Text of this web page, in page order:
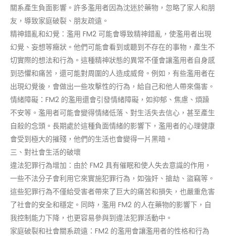
關系產生負面影響。許多濫用者因為沈迷於藥物，忽略了家人和朋
友，導致家庭破裂、朋友疏遠。
精神錯亂和幻覺：濫用 FM2 可能會導致精神錯亂，使濫用者出現
幻覺、妄想等癥狀。他們可能會看到或聽到不存在的事物，產生不
切實際的想法和行為。這種精神狀態的異常不僅會讓濫用者自身感
到恐懼和痛苦，還可能對周圍的人造成威脅。例如，有些濫用者在
出現幻覺後，會做出一些攻擊性的行為，給自己和他人帶來傷害。
情緒障礙：FM2 的濫用還會引發情緒障礙，如抑郁、焦慮、煩躁
不安等。濫用者可能會變得情緒低落、對生活失去信心，甚至產生
自殺的念頭。長期處於這種負面情緒的影響下，濫用者的心理健康
會受到極大的摧殘，他們的生活也會變得一片黑暗。
三、對社會生活的破壞
違法犯罪行為增加：由於 FM2 具有催眠和使人失去意識的作用，
一些不法分子會利用它來實施犯罪行為，如強奸、搶劫、盜竊等。
這些犯罪行為不僅給受害者帶來了巨大的痛苦和損失，也嚴重危害
了社會的安全和穩定。同時，濫用 FM2 的人在藥物的影響下，自
我控制能力下降，也更容易參與到違法犯罪活動中。
家庭破裂和社會關系疏遠：FM2 的濫用會讓濫用者的性格和行為